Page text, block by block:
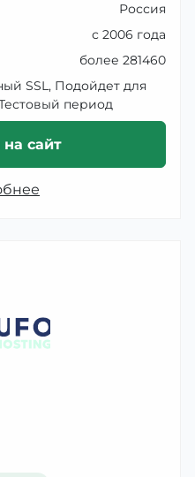
Россия
с 2006 года
более 281460
SSL, Подойдет для
период
сайт